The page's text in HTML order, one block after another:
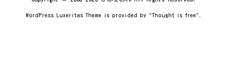
WordPress Luxeritas Theme is provided by "Thought is free".